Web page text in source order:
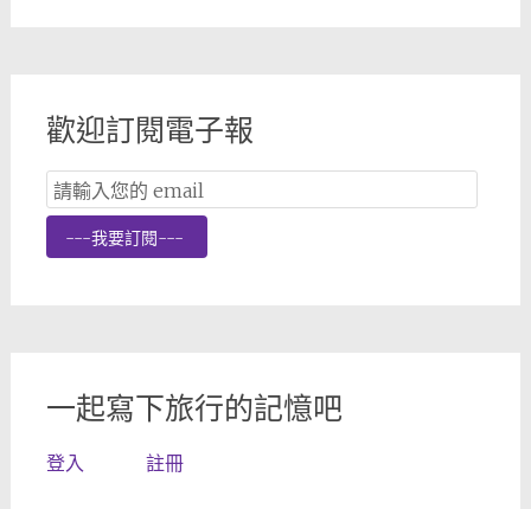
歡迎訂閱電子報
Email
Subscription
---我要訂閱---
一起寫下旅行的記憶吧
登入 註冊